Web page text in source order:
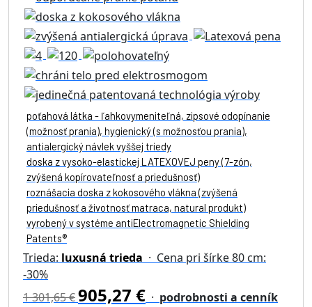
poťahová látka - ľahkovymeniteľná, zipsové odopínanie
(možnosť prania), hygienický (s možnosťou prania),
antialergický návlek vyššej triedy
doska z vysoko-elastickej LATEXOVEJ peny (7-zón,
zvýšená kopírovateľnosť a priedušnosť)
roznášacia doska z kokosového vlákna (zvýšená
priedušnosť a životnosť matraca, natural produkt)
vyrobený v systéme antiElectromagnetic Shielding
Patents®
Trieda: luxusná trieda · Cena pri šírke 80 cm:
-30%
1 301,65 €905,27 € · podrobnosti a cenník